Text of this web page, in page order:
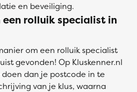
en beveiliging.
een rolluik specialist in
om een rolluik specialist
gevonden! Op Kluskenner.nl
dan je postcode in te
van je klus, waarna